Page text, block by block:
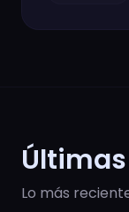
Lo más